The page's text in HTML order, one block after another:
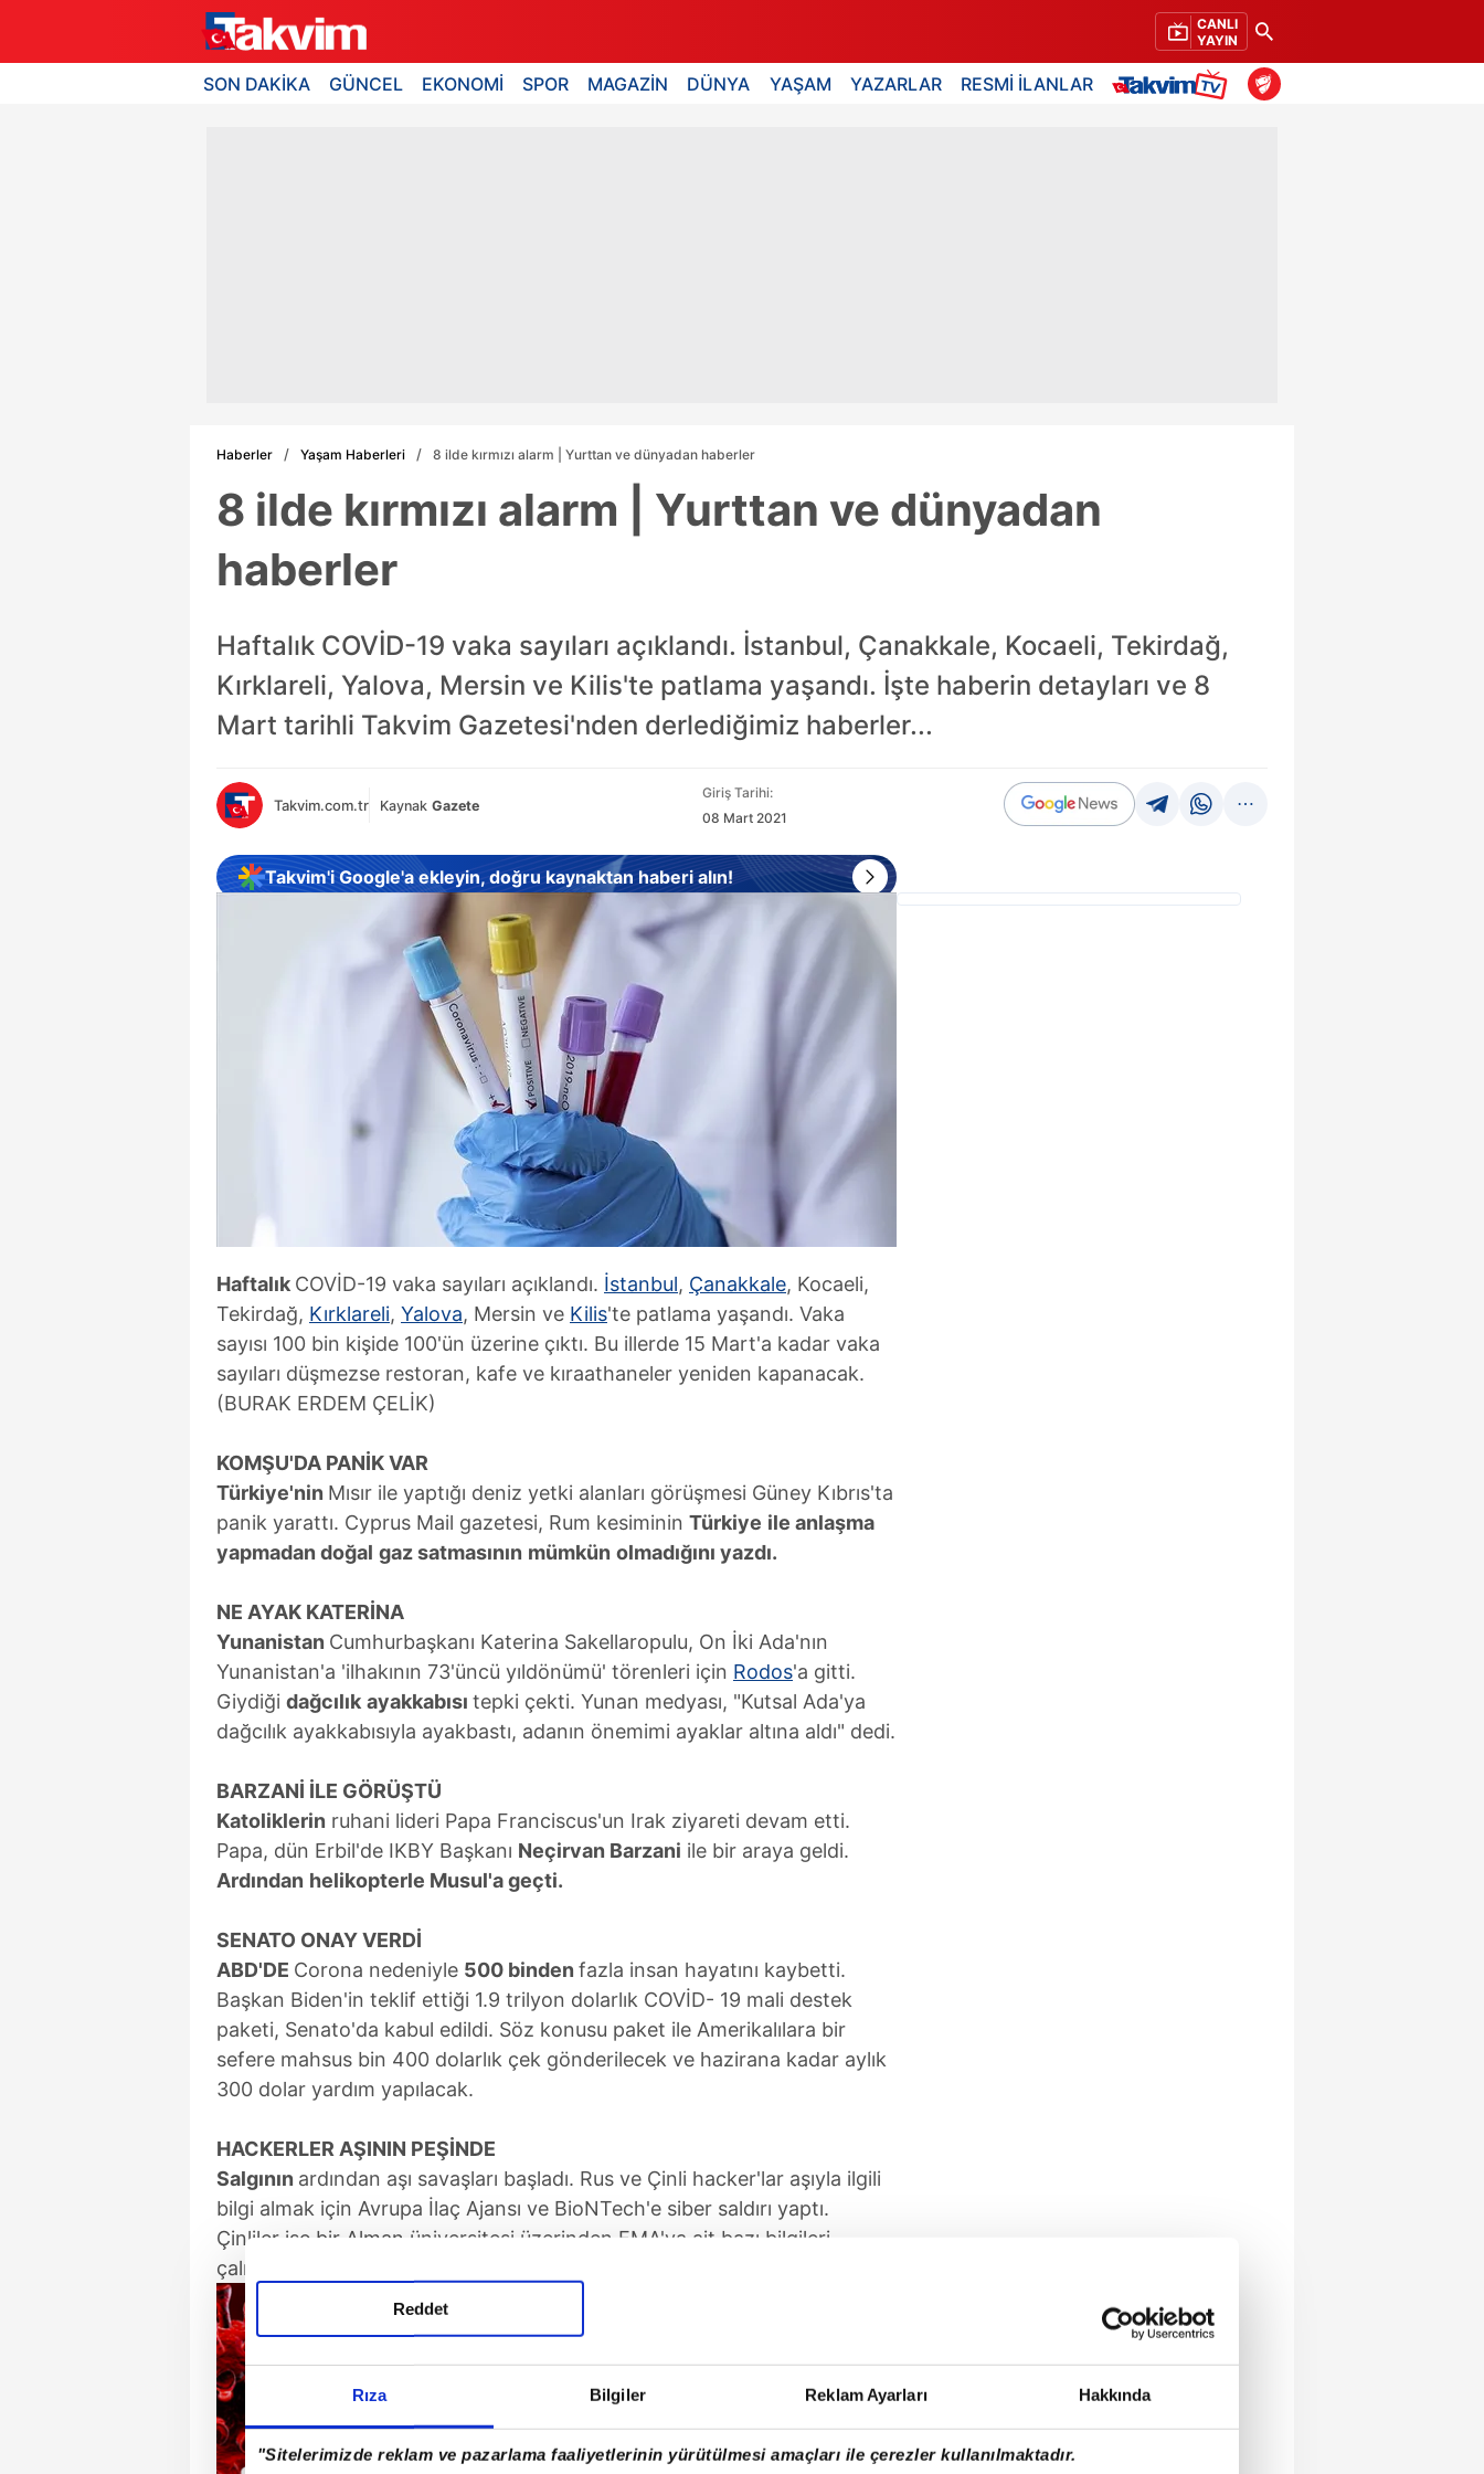
Rıza Bilgiler Reklam Ayarları Hakkında
"Sitelerimizde reklam ve pazarlama faaliyetlerinin yürütülmesi amaçları ile çerezler kullanılmaktadır.
Reddet
CANLI
YAYIN
SON DAKİKA GÜNCEL EKONOMİ SPOR MAGAZİN DÜNYA YAŞAM YAZARLAR RESMİ İLANLAR
Haberler Yaşam Haberleri 8 ilde kırmızı alarm | Yurttan ve dünyadan haberler
8 ilde kırmızı alarm | Yurttan ve dünyadan
haberler
Haftalık COVİD-19 vaka sayıları açıklandı. İstanbul, Çanakkale, Kocaeli, Tekirdağ,
Kırklareli, Yalova, Mersin ve Kilis'te patlama yaşandı. İşte haberin detayları ve 8
Mart tarihli Takvim Gazetesi'nden derlediğimiz haberler...
Takvim.com.tr Kaynak Gazete
Giriş Tarihi:
08 Mart 2021
Takvim'i Google'a ekleyin, doğru kaynaktan haberi alın!
Haftalık COVİD-19 vaka sayıları açıklandı. İstanbul, Çanakkale, Kocaeli,
Tekirdağ, Kırklareli, Yalova, Mersin ve Kilis'te patlama yaşandı. Vaka
sayısı 100 bin kişide 100'ün üzerine çıktı. Bu illerde 15 Mart'a kadar vaka
sayıları düşmezse restoran, kafe ve kıraathaneler yeniden kapanacak.
(BURAK ERDEM ÇELİK)
KOMŞU'DA PANİK VAR
Türkiye'nin Mısır ile yaptığı deniz yetki alanları görüşmesi Güney Kıbrıs'ta
panik yarattı. Cyprus Mail gazetesi, Rum kesiminin Türkiye ile anlaşma
yapmadan doğal gaz satmasının mümkün olmadığını yazdı.
NE AYAK KATERİNA
Yunanistan Cumhurbaşkanı Katerina Sakellaropulu, On İki Ada'nın
Yunanistan'a 'ilhakının 73'üncü yıldönümü' törenleri için Rodos'a gitti.
Giydiği dağcılık ayakkabısı tepki çekti. Yunan medyası, "Kutsal Ada'ya
dağcılık ayakkabısıyla ayakbastı, adanın önemimi ayaklar altına aldı" dedi.
BARZANİ İLE GÖRÜŞTÜ
Katoliklerin ruhani lideri Papa Franciscus'un Irak ziyareti devam etti.
Papa, dün Erbil'de IKBY Başkanı Neçirvan Barzani ile bir araya geldi.
Ardından helikopterle Musul'a geçti.
SENATO ONAY VERDİ
ABD'DE Corona nedeniyle 500 binden fazla insan hayatını kaybetti.
Başkan Biden'in teklif ettiği 1.9 trilyon dolarlık COVİD- 19 mali destek
paketi, Senato'da kabul edildi. Söz konusu paket ile Amerikalılara bir
sefere mahsus bin 400 dolarlık çek gönderilecek ve hazirana kadar aylık
300 dolar yardım yapılacak.
HACKERLER AŞININ PEŞİNDE
Salgının ardından aşı savaşları başladı. Rus ve Çinli hacker'lar aşıyla ilgili
bilgi almak için Avrupa İlaç Ajansı ve BioNTech'e siber saldırı yaptı.
Çinliler ise bir Alman üniversitesi üzerinden EMA'ya ait bazı bilgileri
çalmayı başardı!